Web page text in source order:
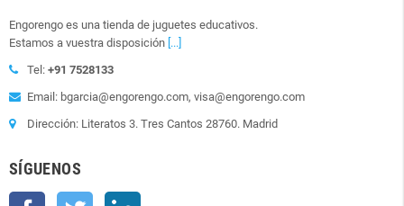
Engorengo es una tienda de juguetes educativos.
Estamos a vuestra disposición [...]
Tel: +91 7528133
Email: bgarcia@engorengo.com, visa@engorengo.com
Dirección: Literatos 3. Tres Cantos 28760. Madrid
SÍGUENOS
Facebook Twitter